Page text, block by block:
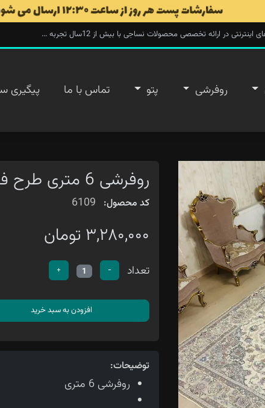
در ارائه تخصصی محصولات نساجی با بیش از 12سال تجربه ...
روفرشی پتو تماس با ما پیگیری
روفرشی 6 متری طرح فرش دستبافت علیا
کد محصول: 6109
۳,۲۸۰,۰۰۰ تومان
تعداد -
1
+
افزودن به سبد خرید
توضیحات:
روفرشی 6 متری